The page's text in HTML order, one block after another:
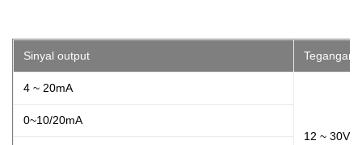
Sinyal output Tegangan
4 ~ 20mA
12 ~
0~10/20mA